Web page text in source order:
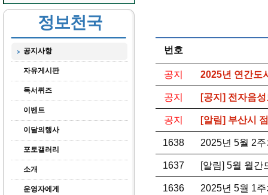
정보천국
공지사항
자유게시판
독서퀴즈
이벤트
이달의행사
포토갤러리
소개
운영자에게
번호
공지 2025년 연간도
공지 [공지] 전자음
공지 [알림] 부산시
1638 2025년 5월 2
1637 [알림] 5월 월간
1636 2025년 5월 1